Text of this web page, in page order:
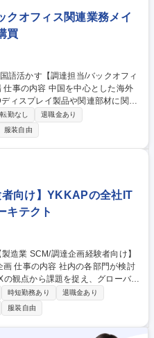
しませんか？
クオフィス関連業務メイ
買
ィスプレイ製品や関連部材に関わ
に貢献する重要なポジションで
・中国を中心とした
スプレイ発注、納期管理・調整・
積取得 ・サンプル確認や品質管
あり。中国とのやり取りが多いた
ります！ 募集職種 中国
連業務メイン】スタンダード上場
転勤なし
退職金あり
服装自由
者向け】YKKAPの全社IT
キテクト
検討
観点から課題を捉え、グローバル
盤の最適化を踏まえながら方針検
ではグローバルIT
TRI（Technology Risk & Innovati
ございます。 業務上の比較として
時短勤務あり
退職金あり
服装自由